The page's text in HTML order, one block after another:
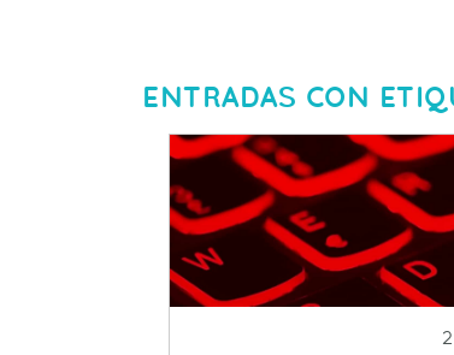
ENTRADAS CON